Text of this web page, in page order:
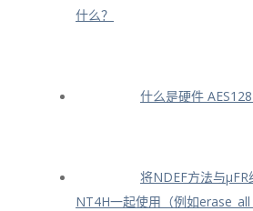
什么？
什么是硬件 AES128
将NDEF方法与
NT4H一起使用（例如